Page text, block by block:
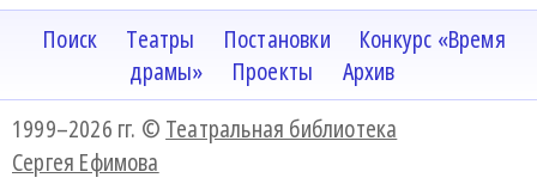
Поиск Театры Постановки
Конкурс «Время
драмы»
Проекты
Архив
1999–2026 гг. © Театральная библиотека
Сергея Ефимова